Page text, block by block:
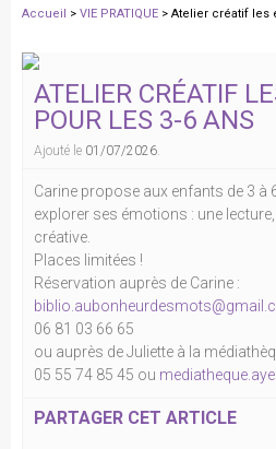
Accueil > VIE PRATIQUE > Atelier créatif les
ATELIER CRÉATIF
POUR LES 3-6 ANS
Ajouté le 01/07/2026.
Carine propose aux enfants de 3 à
explorer ses émotions : une
créative.
Places limitées !
Réservation auprès de Carine :
06 81 03 66 65
ou auprès de Juliette à la
05 55 74 85 45 ou
PARTAGER CET ARTICLE